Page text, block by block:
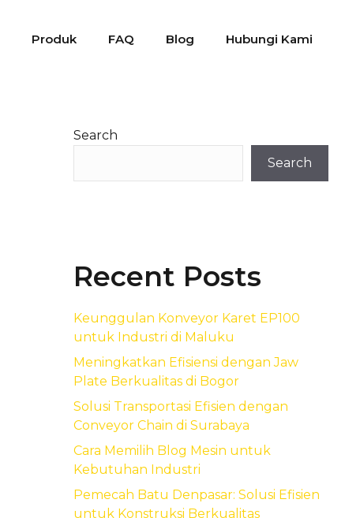
Produk FAQ Blog Hubungi Kami
Search
Search
Recent Posts
Keunggulan Konveyor Karet EP100
untuk Industri di Maluku
Meningkatkan Efisiensi dengan Jaw
Plate Berkualitas di Bogor
Solusi Transportasi Efisien dengan
Conveyor Chain di Surabaya
Cara Memilih Blog Mesin untuk
Kebutuhan Industri
Pemecah Batu Denpasar: Solusi Efisien
untuk Konstruksi Berkualitas